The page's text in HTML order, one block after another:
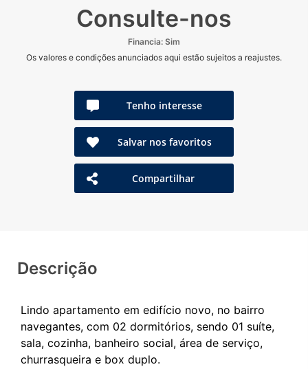
Consulte-nos
Financia: Sim
Os valores e condições anunciados aqui estão sujeitos a reajustes.
Tenho interesse
Salvar nos favoritos
Compartilhar
Descrição
Lindo apartamento em edifício novo, no bairro
navegantes, com 02 dormitórios, sendo 01 suíte,
sala, cozinha, banheiro social, área de serviço,